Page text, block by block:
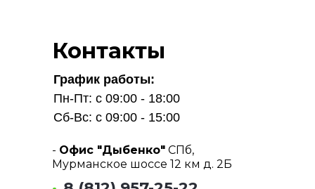
Контакты
График работы:
Пн-Пт: с 09:00 - 18:00
Сб-Вс: с 09:00 - 15:00
- Офис "Дыбенко" СПб,
Мурманское шоссе 12 км д. 2Б